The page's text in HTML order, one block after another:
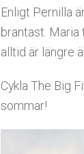
Enligt Pernilla
brantast.
alltid är längre
Cykla The Big
sommar!